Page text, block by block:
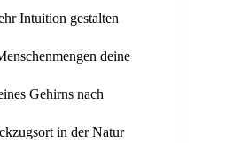
Intuition gestalten
deine
Gehirns nach
in der Natur